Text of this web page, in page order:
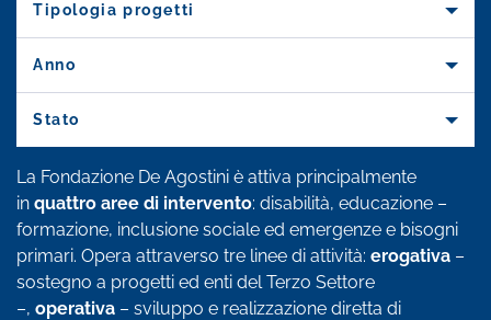
Tipologia progetti
Anno
Stato
La Fondazione De Agostini è attiva principalmente
in quattro aree di intervento: disabilità, educazione –
formazione, inclusione sociale ed emergenze e bisogni
primari. Opera attraverso tre linee di attività: erogativa –
sostegno a progetti ed enti del Terzo Settore
–, operativa – sviluppo e realizzazione diretta di